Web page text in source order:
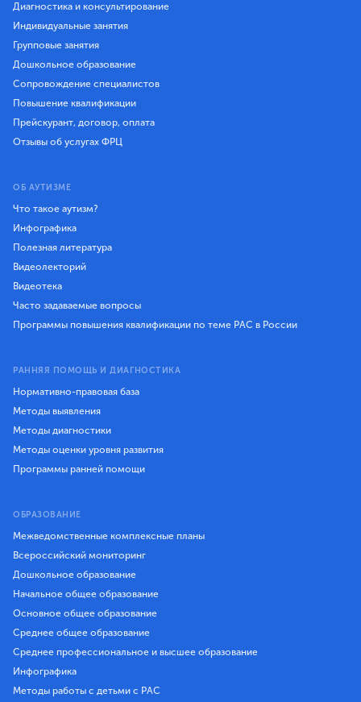
Диагностика и консультирование
Индивидуальные занятия
Групповые занятия
Дошкольное образование
Сопровождение специалистов
Повышение квалификации
Прейскурант, договор, оплата
Отзывы об услугах ФРЦ
ОБ АУТИЗМЕ
Что такое аутизм?
Инфографика
Полезная литература
Видеолекторий
Видеотека
Часто задаваемые вопросы
Программы повышения квалификации по теме РАС в России
РАННЯЯ ПОМОЩЬ И ДИАГНОСТИКА
Нормативно-правовая база
Методы выявления
Методы диагностики
Методы оценки уровня развития
Программы ранней помощи
ОБРАЗОВАНИЕ
Межведомственные комплексные планы
Всероссийский мониторинг
Дошкольное образование
Начальное общее образование
Основное общее образование
Среднее общее образование
Среднее профессиональное и высшее образование
Инфографика
Методы работы с детьми с РАС